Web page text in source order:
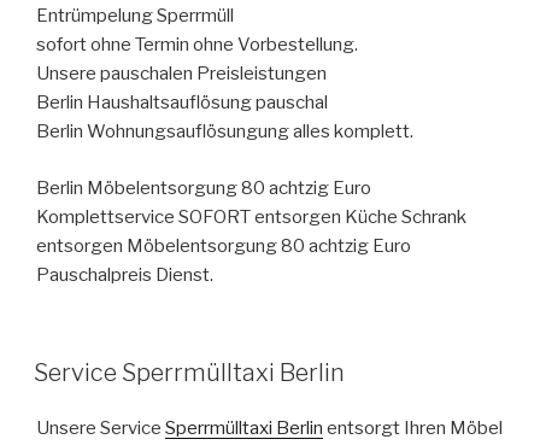
Entrümpelung Sperrmüll
sofort ohne Termin ohne Vorbestellung.
Unsere pauschalen Preisleistungen
Berlin Haushaltsauflösung pauschal
Berlin Wohnungsauflösungung alles komplett.
Berlin Möbelentsorgung 80 achtzig Euro
Komplettservice SOFORT entsorgen Küche Schrank
entsorgen Möbelentsorgung 80 achtzig Euro
Pauschalpreis Dienst.
VERÖFFENTLICHT
AM
Service Sperrmülltaxi Berlin
Unsere Service Sperrmülltaxi Berlin entsorgt Ihren Möbel